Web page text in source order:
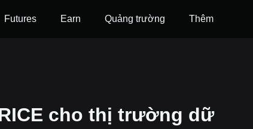
Futures ‌Earn Quảng trường Thêm
cho thị trường dữ